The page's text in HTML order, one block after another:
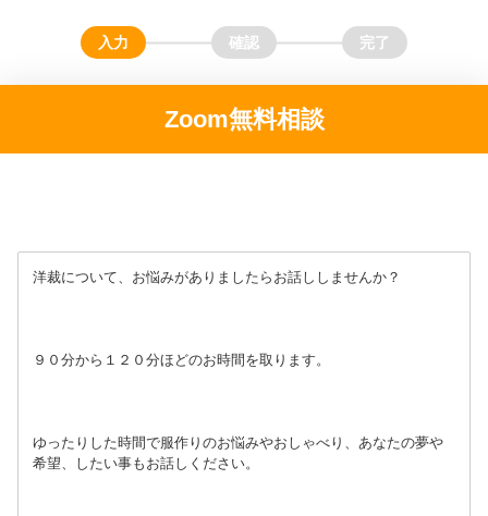
Zoom無料相談
洋裁について、お悩みがありましたらお話ししませんか？
９０分から１２０分ほどのお時間を取ります。
ゆったりした時間で服作りのお悩みやおしゃべり、あなたの夢や
希望、したい事もお話しください。